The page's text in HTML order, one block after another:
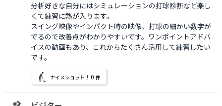
分析好きな自分にはシミュレーションの打球診断など楽し
くて練習に熱が入ります。
スイング映像やインパクト時の映像、打球の細かい数字が
でるので改善点がわかりやすいです。ワンポイントアドバ
イスの動画もあり、これからたくさん活用して練習したい
です。
ナイスショット！ 0 件